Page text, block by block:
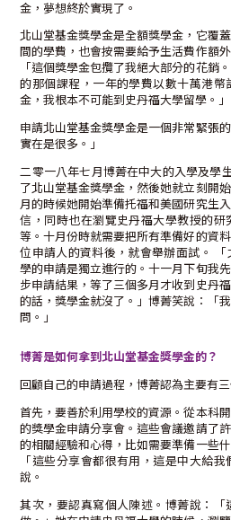
金，夢想終於實現了。
北山堂基金獎學金是全額獎學金，它覆
間的學費，也會按需要給予生活費作額
「這個獎學金包攬了我絕大部分的花銷
的那個課程，一年的學費以數十萬港
金，我根本不可能到史丹福大學留學。」
申請北山堂基金獎學金是一個非常緊張
實在是很多。」
二零一八年七月博菁在中大的入學及學
了北山堂基金獎學金，然後她就立刻開
月的時候她開始準備托福和美國研究生
信，同時也在瀏覽史丹福大學教授的研
等。十月份時就需要把所有準備好的資
位申請人的資料後，就會舉辦面試。
學的申請是獨立進行的。十一月下旬我
步申請結果，等了三個多月才收到史丹
的話，獎學金就沒了。」博菁笑說：「
問。」
博菁是如何拿到北山堂基金獎學金的？
回顧自己的申請過程，博菁認為主要有
首先，要善於利用學校的資源。從本科
的獎學金申請分享會。這些會議邀請了
的相關經驗和心得，比如需要準備一些
「這些分享會都很有用，這是中大給
說。
其次，要認真寫個人陳述。博菁說：